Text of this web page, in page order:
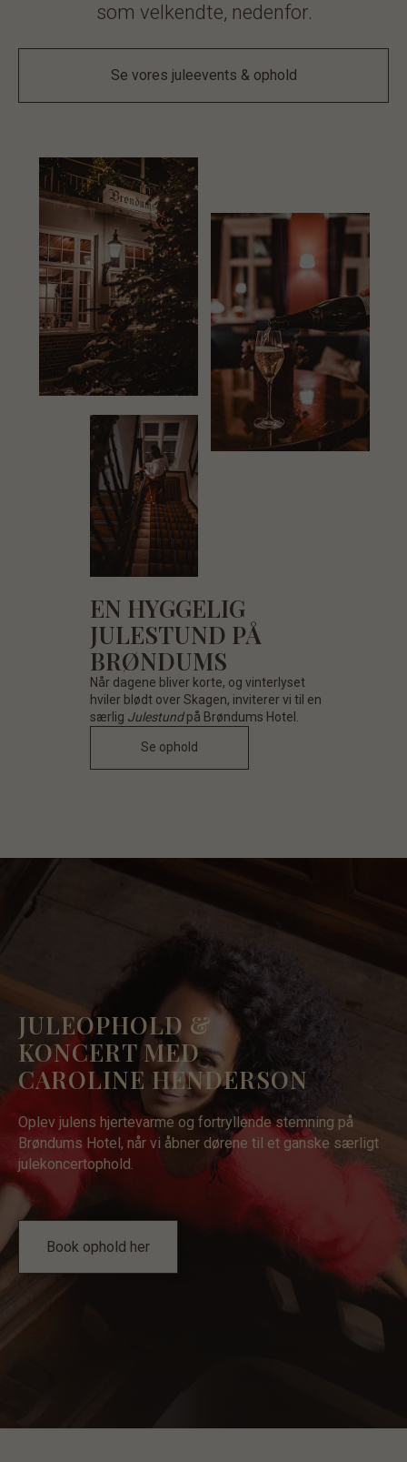
som velkendte, nedenfor.
Se vores juleevents & ophold
EN HYGGELIG
JULESTUND PÅ
BRØNDUMS
Når dagene bliver korte, og vinterlyset
hviler blødt over Skagen, inviterer vi til en
særlig Julestundpå Brøndums Hotel.
Se ophold
JULEOPHOLD &
KONCERT MED
CAROLINE HENDERSON
Oplev julens hjertevarme og fortryllende stemning på
Brøndums Hotel, når vi åbner dørene til et ganske særligt
julekoncertophold.
Book ophold her